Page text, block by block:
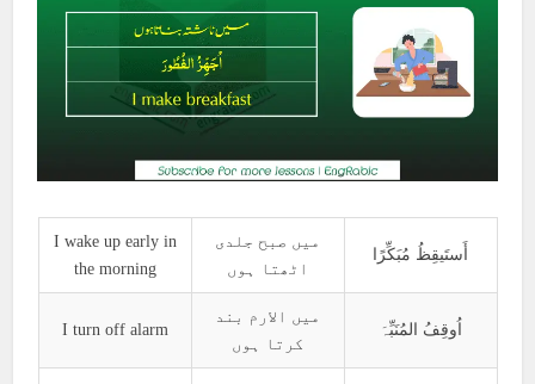
I wake up early in
the morning
میں صبح جلدی
اٹھتا ہوں
أَستَیقِظُ مُبَکِّرًا
I turn off alarm
میں الارم بند
کرتا ہوں
اُوقِفُ المُنَبِّہَ